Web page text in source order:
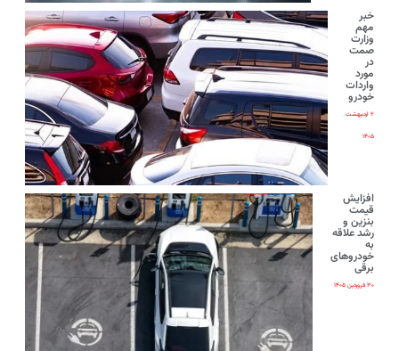
خبر
مهم
وزارت
صمت
در
مورد
واردات
خودرو
۲ اردیبهشت
۱۴۰۵
افزایش
قیمت
بنزین و
رشد علاقه
به
خودروهای
برقی
۳۰ فروردین ۱۴۰۵